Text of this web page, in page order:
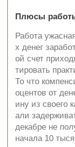
Плюсы
Работа
х денег
ой счет
тировать
То что
оцентов от
ину из своего
али
декабре не
начала 10